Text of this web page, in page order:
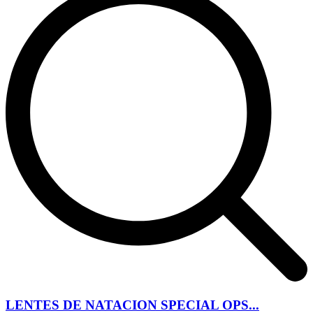
LENTES DE NATACION SPECIAL OPS...